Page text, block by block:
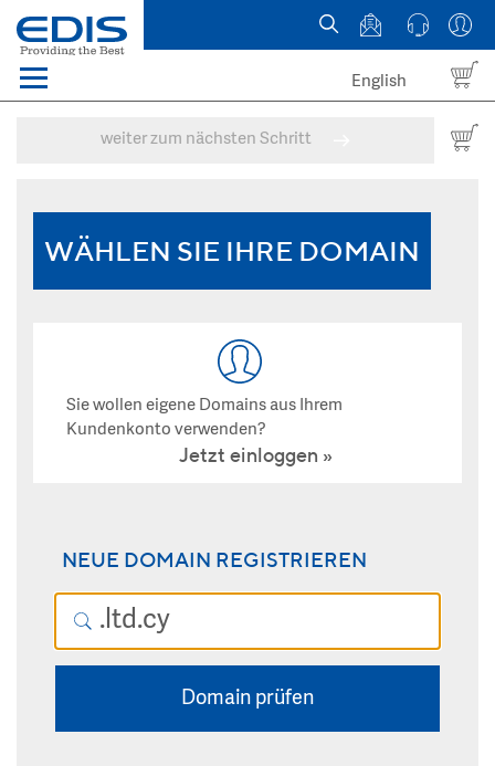
Menü
Domains
News
English
weiter zum nächsten Schritt
WÄHLEN SIE IHRE DOMAIN
Sie wollen eigene Domains aus Ihrem
Kundenkonto verwenden?
Jetzt einloggen
NEUE DOMAIN REGISTRIEREN
Domain prüfen